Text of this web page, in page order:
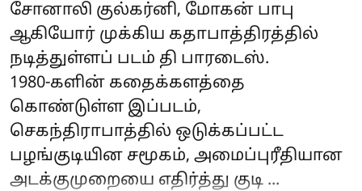
சோனாலி குல்கர்னி, மோகன் பாபு
ஆகியோர் முக்கிய கதாபாத்திரத்தில்
நடித்துள்ளப் படம் தி பாரடைஸ்.
1980-களின் கதைக்களத்தை
கொண்டுள்ள இப்படம்,
செகந்திராபாத்தில் ஒடுக்கப்பட்ட
பழங்குடியின சமூகம், அமைப்புரீதியான
அடக்குமுறையை எதிர்த்து குடி ...